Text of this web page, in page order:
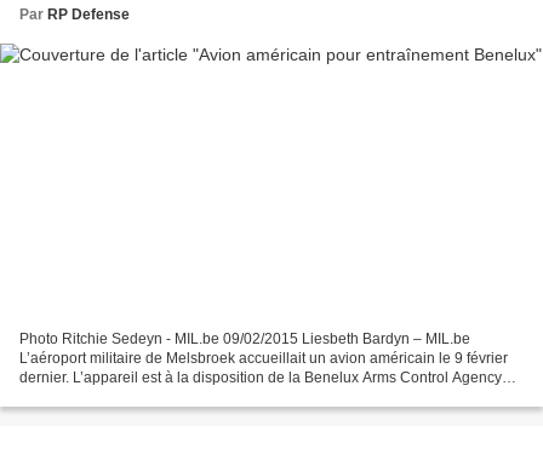
Par RP Defense
Photo Ritchie Sedeyn - MIL.be 09/02/2015 Liesbeth Bardyn – MIL.be
L’aéroport militaire de Melsbroek accueillait un avion américain le 9 février
dernier. L’appareil est à la disposition de la Benelux Arms Control Agency